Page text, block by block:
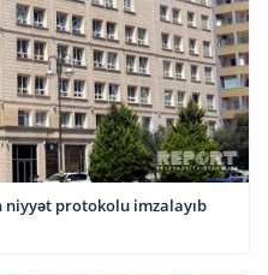
niyyət protokolu imzalayıb